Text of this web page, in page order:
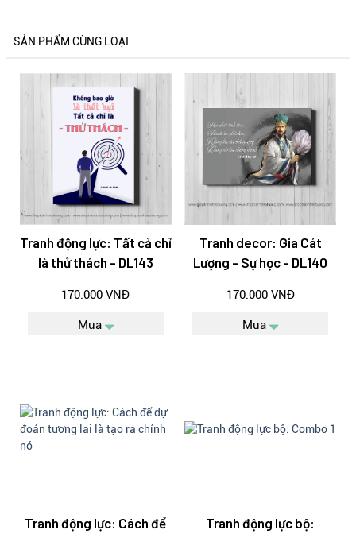
SẢN PHẨM CÙNG LOẠI
Tranh động lực: Tất cả chỉ
là thử thách - DL143
170.000 VNĐ
Mua
Tranh decor: Gia Cát
Lượng - Sự học - DL140
170.000 VNĐ
Mua
Tranh động lực: Cách để
Tranh động lực bộ: